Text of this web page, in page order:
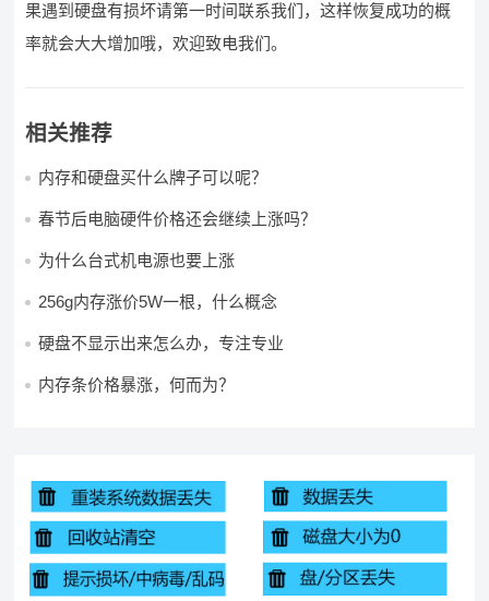
果遇到硬盘有损坏请第一时间联系我们，这样恢复成功的概
率就会大大增加哦，欢迎致电我们。
相关推荐
内存和硬盘买什么牌子可以呢？
春节后电脑硬件价格还会继续上涨吗？
为什么台式机电源也要上涨
256g内存涨价5W一根，什么概念
硬盘不显示出来怎么办，专注专业
内存条价格暴涨，何而为？